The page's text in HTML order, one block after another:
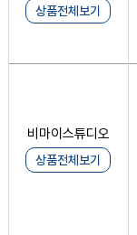
상품전체보기
비마이스튜디오
상품전체보기